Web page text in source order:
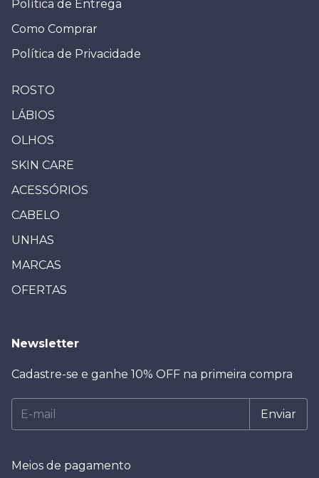
Política de Entrega
Como Comprar
Política de Privacidade
ROSTO
LÁBIOS
OLHOS
SKIN CARE
ACESSÓRIOS
CABELO
UNHAS
MARCAS
OFERTAS
Newsletter
Cadastre-se e ganhe 10% OFF na primeira compra
Meios de pagamento